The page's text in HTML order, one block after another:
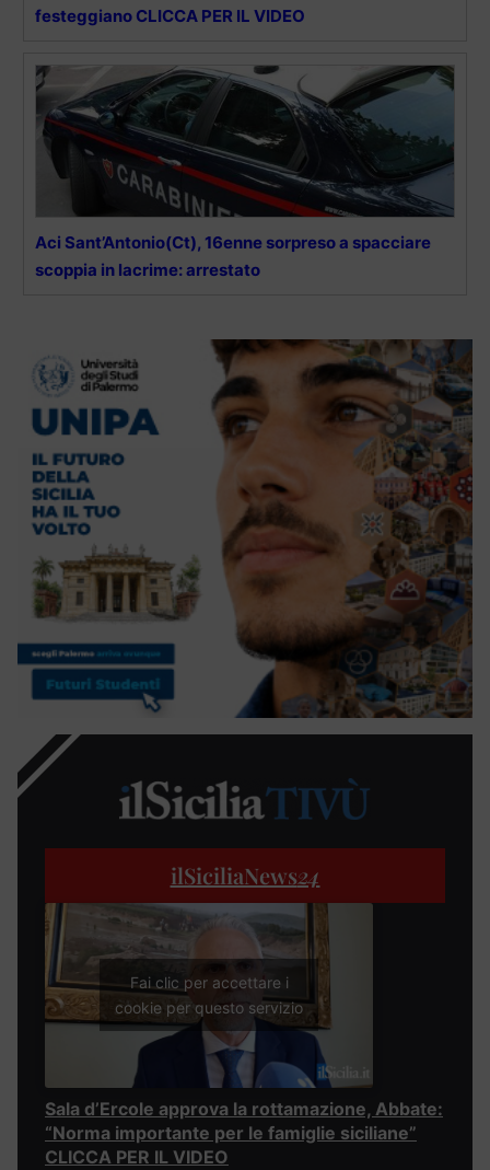
festeggiano CLICCA PER IL VIDEO
Aci Sant’Antonio(Ct), 16enne sorpreso a spacciare
scoppia in lacrime: arrestato
ilSiciliaNews24
Fai clic per accettare i
cookie per questo servizio
Sala d’Ercole approva la rottamazione, Abbate:
“Norma importante per le famiglie siciliane”
CLICCA PER IL VIDEO